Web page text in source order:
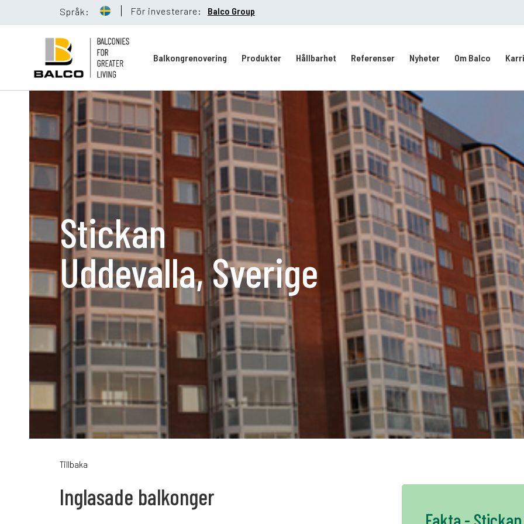
Språk: För investerare: Balco Group
Balkongrenovering Produkter Hållbarhet Referenser Nyheter Om Balco
Balkongrenovering
Hållbarhet
Referenser
Nyheter
Karriär
Språk:
DE NL UK CH
Stickan
Uddevalla, Sverige
Tillbaka
Inglasade balkonger